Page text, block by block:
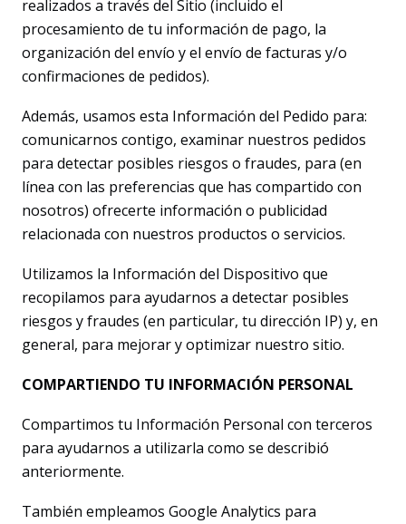
realizados a través del Sitio (incluido el
procesamiento de tu información de pago, la
organización del envío y el envío de facturas y/o
confirmaciones de pedidos).
Además, usamos esta Información del Pedido para:
comunicarnos contigo, examinar nuestros pedidos
para detectar posibles riesgos o fraudes, para (en
línea con las preferencias que has compartido con
nosotros) ofrecerte información o publicidad
relacionada con nuestros productos o servicios.
Utilizamos la Información del Dispositivo que
recopilamos para ayudarnos a detectar posibles
riesgos y fraudes (en particular, tu dirección IP) y, en
general, para mejorar y optimizar nuestro sitio.
COMPARTIENDO TU INFORMACIÓN PERSONAL
Compartimos tu Información Personal con terceros
para ayudarnos a utilizarla como se describió
anteriormente.
También empleamos Google Analytics para